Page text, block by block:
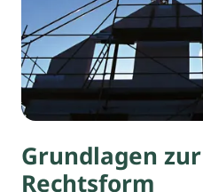
Grundlagen
Rechtsform